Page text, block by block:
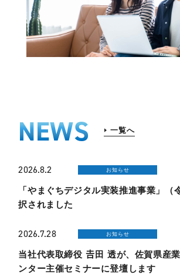
NEWS 一覧へ
2026.8.2 お知らせ
「やまぐちデジタル実装推進事業」（
択されました
2026.7.28 お知らせ
当社代表取締役 𠮷田 透が、佐賀県産
ンター主催セミナーに登壇します